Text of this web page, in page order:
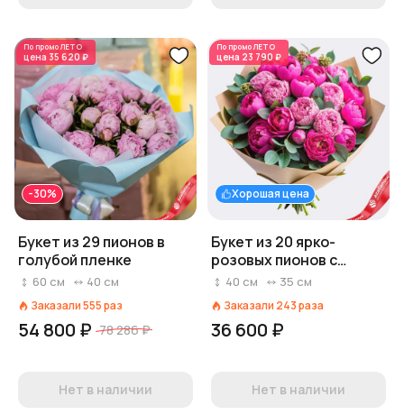
По промоЛЕТО
цена 35 620 ₽
-30%
Букет из 29 пионов в
голубой пленке
60 см 40 см
Заказали555раз
54 800 ₽ 78 286 ₽
Нет в наличии
По промоЛЕТО
цена 23 790 ₽
Хорошая цена
Букет из 20 ярко-
розовых пионов с
эвкалиптом в крафте
40 см 35 см
Заказали 243раза
36 600 ₽
Нет в наличии